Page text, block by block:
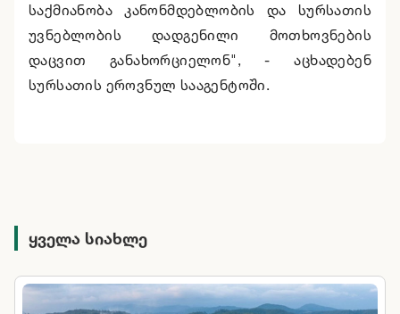
საქმიანობა კანონმდებლობის და სურსათის
უვნებლობის დადგენილი მოთხოვნების
დაცვით განახორციელონ", - აცხადებენ
სურსათის ეროვნულ სააგენტოში.
ყველა სიახლე